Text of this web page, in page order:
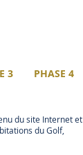
3 PHASE 4
du site Internet et
du Golf,